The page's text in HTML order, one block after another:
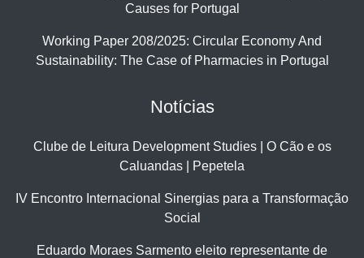
Causes for Portugal
Working Paper 208/2025: Circular Economy And
Sustainability: The Case of Pharmacies in Portugal
Notícias
Clube de Leitura Development Studies | O Cão e os
Caluandas | Pepetela
IV Encontro Internacional Sinergias para a Transformação
Social
Eduardo Moraes Sarmento eleito representante de